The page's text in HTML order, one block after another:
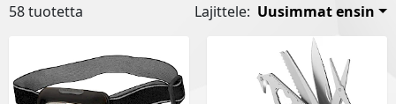
58 tuotetta Lajittele: Uusimmat ensin